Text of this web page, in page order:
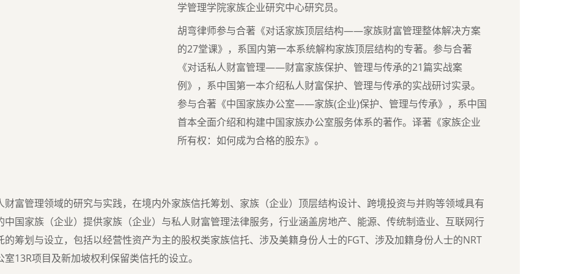
学管理学院家族企业研究中心研究员。
胡弯律师参与合著《对话家族顶层结构——家族财富管理整体解决方案
的27堂课》，系国内第一本系统解构家族顶层结构的专著。参与合著
《对话私人财富管理——财富家族保护、管理与传承的21篇实战案
例》，系中国第一本介绍私人财富保护、管理与传承的实战研讨实录。
参与合著《中国家族办公室——家族(企业)保护、管理与传承》，系中国
首本全面介绍和构建中国家族办公室服务体系的著作。译著《家族企业
所有权：如何成为合格的股东》。
富管理领域的研究与实践，在境内外家族信托筹划、家族（企业）顶层结构设计、跨境投资与并购等领域具有
国家族（企业）提供家族（企业）与私人财富管理法律服务，行业涵盖房地产、能源、传统制造业、互联网行
筹划与设立，包括以经营性资产为主的股权类家族信托、涉及美籍身份人士的FGT、涉及加籍身份人士的NRT
室13R项目及新加坡权利保留类信托的设立。